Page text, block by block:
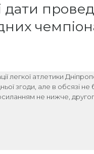
дати
легкої атлетики
згоди, але в обсязі не
не нижче,